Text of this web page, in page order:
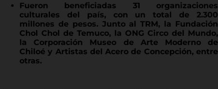
Fueron beneficiadas 31 organizaciones
culturales del país, con un total de 2.300
millones de pesos. Junto al TRM, la Fundación
Chol Chol de Temuco, la ONG Circo del Mundo,
la Corporación Museo de Arte Moderno de
Chiloé y Artistas del Acero de Concepción, entre
otras.